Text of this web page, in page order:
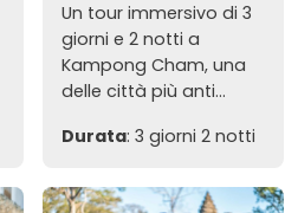
Un tour immersivo di 3
giorni e 2 notti a
Kampong Cham, una
delle città più anti...
Durata: 3 giorni 2 notti